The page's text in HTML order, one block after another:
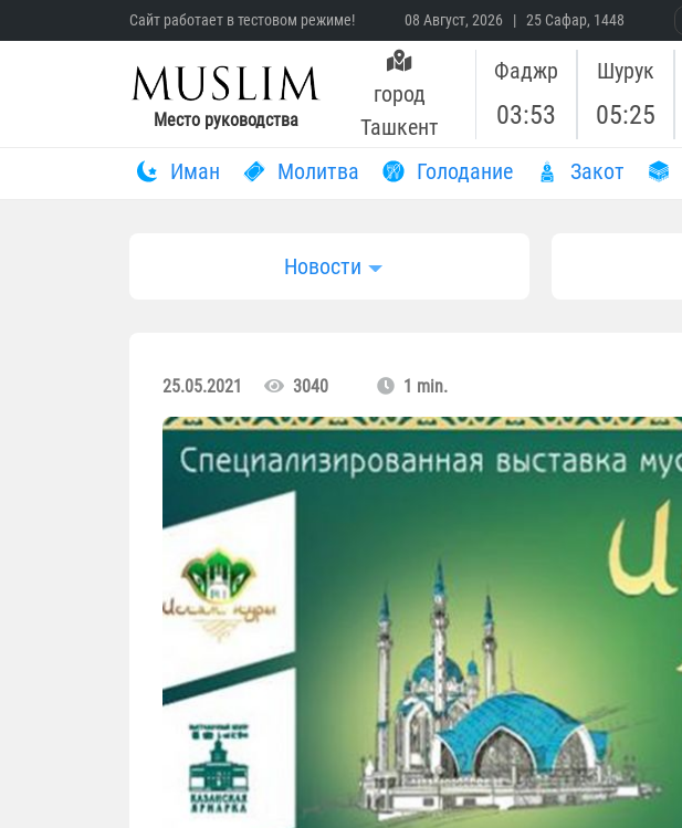
Сайт работает в тестовом режиме! 08 Август, 2026 | 25 Сафар, 1448
Место руководства
город
Ташкент
Фаджр
03:53
Шурук
05:25
Иман Молитва Голодание Закот
Новости
25.05.2021 3040 1 min.